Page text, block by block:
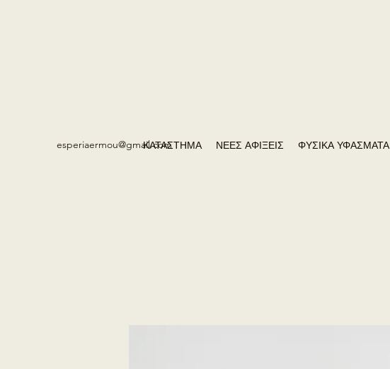
esperiaermou@gmail.comΚΑΤΑΣΤΗΜΑ ΝΕΕΣ ΑΦΙΞΕΙΣ ΦΥΣΙΚΑ ΥΦΑΣΜΑΤΑ